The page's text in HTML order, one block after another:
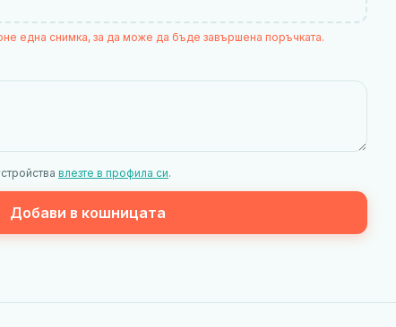
една снимка, за да може да бъде завършена поръчката.
влезте в профила си.
Добави в кошницата